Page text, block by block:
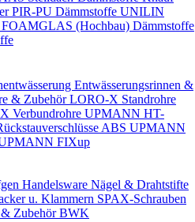
PIR-PU Dämmstoffe UNILIN
FOAMGLAS (Hochbau) Dämmstoffe
Entwässerungsrinnen &
& ZubehörLORO-X Standrohre
Verbundrohre UPMANN HT-
ABS UPMANN
FIXup
Handelsware Nägel & Drahtstifte
u. Klammern SPAX-Schrauben
ZubehörBWK